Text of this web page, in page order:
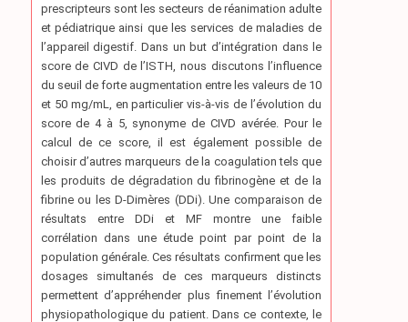
prescripteurs sont les secteurs de réanimation adulte
et pédiatrique ainsi que les services de maladies de
l’appareil digestif. Dans un but d’intégration dans le
score de CIVD de l’ISTH, nous discutons l’influence
du seuil de forte augmentation entre les valeurs de 10
et 50 mg/mL, en particulier vis-à-vis de l’évolution du
score de 4 à 5, synonyme de CIVD avérée. Pour le
calcul de ce score, il est également possible de
choisir d’autres marqueurs de la coagulation tels que
les produits de dégradation du fibrinogène et de la
fibrine ou les D-Dimères (DDi). Une comparaison de
résultats entre DDi et MF montre une faible
corrélation dans une étude point par point de la
population générale. Ces résultats confirment que les
dosages simultanés de ces marqueurs distincts
permettent d’appréhender plus finement l’évolution
physiopathologique du patient. Dans ce contexte, le